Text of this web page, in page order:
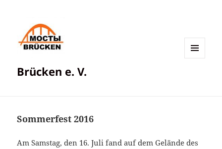
Brücken e. V.
Sommerfest 2016
Am Samstag, den 16. Juli fand auf dem Gelände des